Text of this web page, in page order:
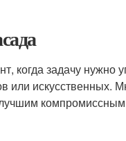
когда задачу нужно
или искусственных.